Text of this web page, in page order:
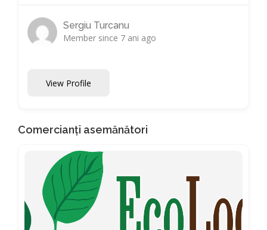
Sergiu Turcanu
Member since 7 ani ago
View Profile
Comercianți asemănători